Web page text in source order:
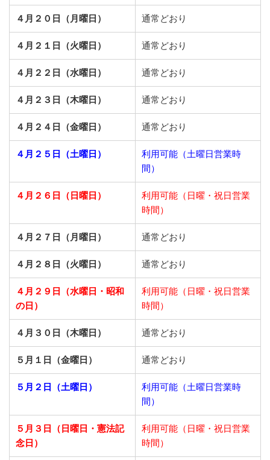
４月２０日（月曜日） 通常どおり
４月２１日（火曜日） 通常どおり
４月２２日（水曜日） 通常どおり
４月２３日（木曜日） 通常どおり
４月２４日（金曜日） 通常どおり
４月２５日（土曜日）
利用可能（土曜日営業時
間）
４月２６日（日曜日）
利用可能（日曜・祝日営業
時間）
４月２７日（月曜日） 通常どおり
４月２８日（火曜日） 通常どおり
４月２９日（水曜日・昭和
の日）
利用可能（日曜・祝日営業
時間）
４月３０日（木曜日） 通常どおり
５月１日（金曜日） 通常どおり
５月２日（土曜日）
利用可能（土曜日営業時
間）
５月３日（日曜日・憲法記
念日）
利用可能（日曜・祝日営業
時間）